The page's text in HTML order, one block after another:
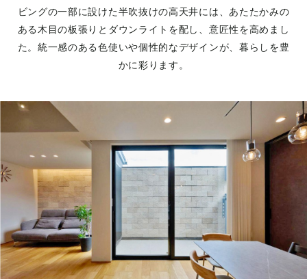
ビングの一部に設けた半吹抜けの高天井には、あたたかみの
ある木目の板張りとダウンライトを配し、意匠性を高めまし
た。統一感のある色使いや個性的なデザインが、暮らしを豊
かに彩ります。